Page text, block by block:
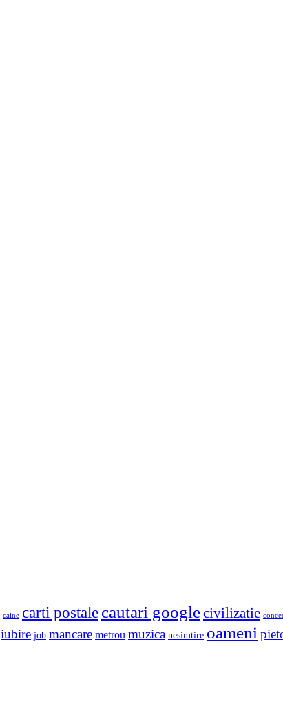
caine carti postale cautari googlecivilizatie
iubire job mancare metrou muzica nesimtire oameni